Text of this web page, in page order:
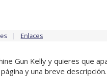
Enlaces
Gun Kelly y quieres que
y una breve descripción.